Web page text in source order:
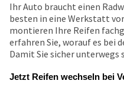
Ihr Auto braucht einen
besten in eine Werkstatt
montieren Ihre Reifen
erfahren Sie, worauf es bei
Damit Sie sicher unterwegs
Jetzt Reifen wechseln bei